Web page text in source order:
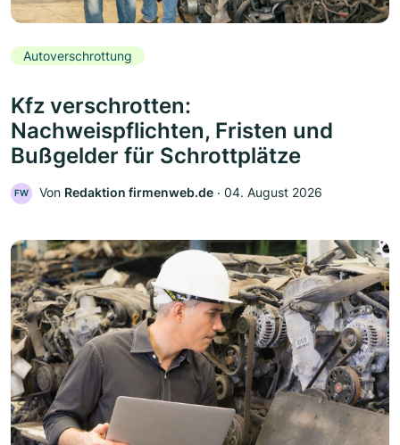
Autoverschrottung
Kfz verschrotten:
Nachweispflichten, Fristen und
Bußgelder für Schrottplätze
FW Von Redaktion firmenweb.de ‧ 04. August 2026